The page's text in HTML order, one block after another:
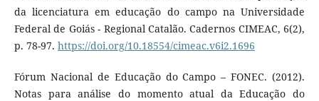
da licenciatura em educação do campo na Universidade
Federal de Goiás - Regional Catalão. Cadernos CIMEAC, 6(2),
p. 78-97. https://doi.org/10.18554/cimeac.v6i2.1696
Fórum Nacional de Educação do Campo – FONEC. (2012).
Notas para análise do momento atual da Educação do